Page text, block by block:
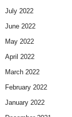
July 2022
June 2022
May 2022
April 2022
March 2022
February 2022
January 2022